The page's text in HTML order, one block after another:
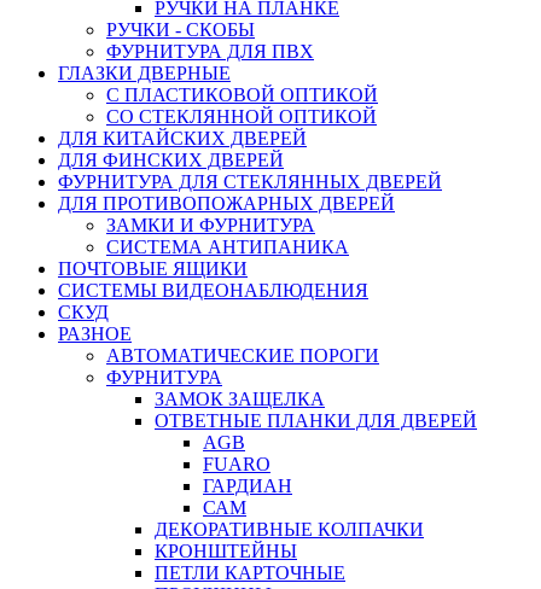
РУЧКИ НА ПЛАНКЕ
РУЧКИ - СКОБЫ
ФУРНИТУРА ДЛЯ ПВХ
ГЛАЗКИ ДВЕРНЫЕ
С ПЛАСТИКОВОЙ ОПТИКОЙ
СО СТЕКЛЯННОЙ ОПТИКОЙ
ДЛЯ КИТАЙСКИХ ДВЕРЕЙ
ДЛЯ ФИНСКИХ ДВЕРЕЙ
ФУРНИТУРА ДЛЯ СТЕКЛЯННЫХ ДВЕРЕЙ
ДЛЯ ПРОТИВОПОЖАРНЫХ ДВЕРЕЙ
ЗАМКИ И ФУРНИТУРА
СИСТЕМА АНТИПАНИКА
ПОЧТОВЫЕ ЯЩИКИ
СИСТЕМЫ ВИДЕОНАБЛЮДЕНИЯ
СКУД
РАЗНОЕ
АВТОМАТИЧЕСКИЕ ПОРОГИ
ФУРНИТУРА
ЗАМОК ЗАЩЕЛКА
ОТВЕТНЫЕ ПЛАНКИ ДЛЯ ДВЕРЕЙ
AGB
FUARO
ГАРДИАН
САМ
ДЕКОРАТИВНЫЕ КОЛПАЧКИ
КРОНШТЕЙНЫ
ПЕТЛИ КАРТОЧНЫЕ